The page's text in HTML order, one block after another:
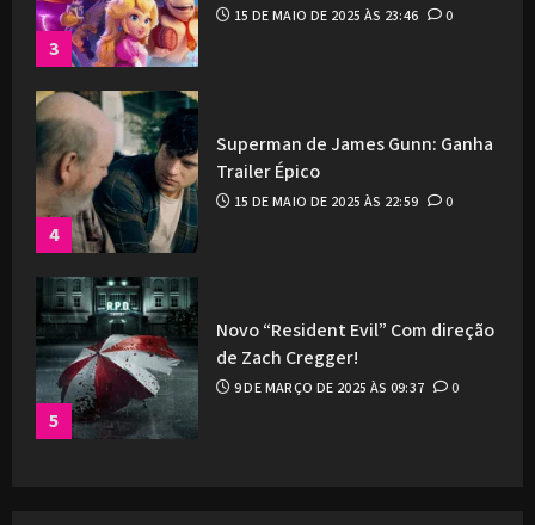
3
15 DE MAIO DE 2025 ÀS 23:46 0
4
Superman de James Gunn: Ganha
Trailer Épico
15 DE MAIO DE 2025 ÀS 22:59 0
5
Novo “Resident Evil” Com direção
de Zach Cregger!
9 DE MARÇO DE 2025 ÀS 09:37 0